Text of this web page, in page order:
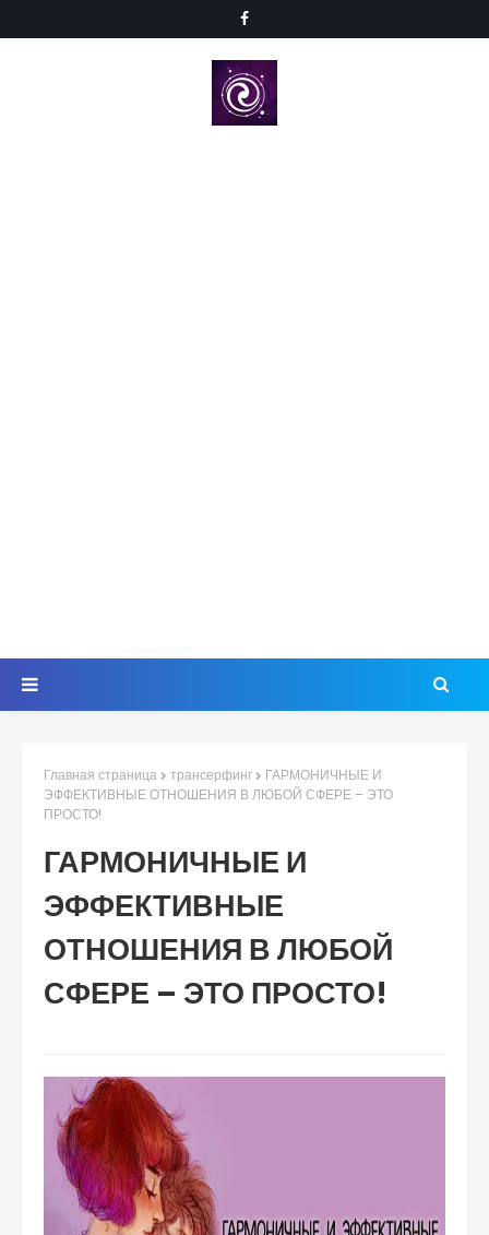
Главная страница трансерфинг
ГАРМОНИЧНЫЕ И
ЭФФЕКТИВНЫЕ ОТНОШЕНИЯ В ЛЮБОЙ СФЕРЕ – ЭТО
ПРОСТО!
ГАРМОНИЧНЫЕ И
ЭФФЕКТИВНЫЕ
ОТНОШЕНИЯ В ЛЮБОЙ
СФЕРЕ – ЭТО ПРОСТО!